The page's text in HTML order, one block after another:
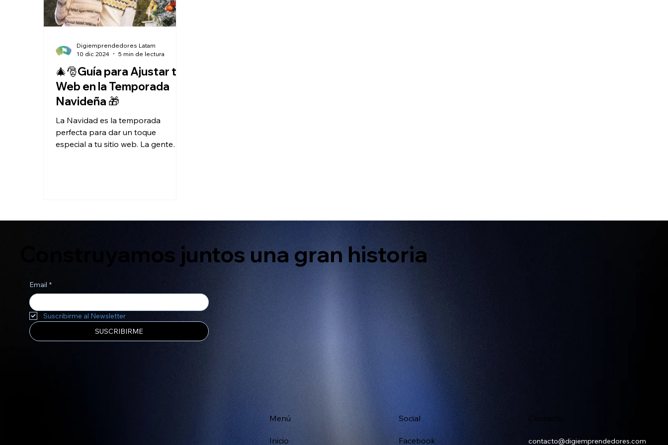
🎄🎅Guía para Ajustar tu
Web en la Temporada
Navideña 🎁
La Navidad es la temporada
perfecta para dar un toque
especial a tu sitio web. La gente
Digiemprendedores Latam
10 dic 2024
5 min de lectura
Construyamos juntos una gran historia
Email *
Suscribirme al Newsletter
SUSCRIBIRME
Menú
Inicio
Social
Facebook
Contacto
contacto@digiemprendedores.com